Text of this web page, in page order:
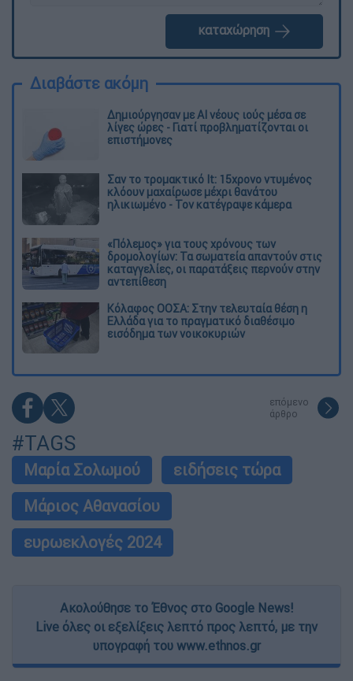
καταχώρηση
Διαβάστε ακόμη
Δημιούργησαν με AI νέους ιούς μέσα σε
λίγες ώρες - Γιατί προβληματίζονται οι
επιστήμονες
Σαν το τρομακτικό It: 15χρονο ντυμένος
κλόουν μαχαίρωσε μέχρι θανάτου
ηλικιωμένο - Τον κατέγραψε κάμερα
«Πόλεμος» για τους χρόνους των
δρομολογίων: Τα σωματεία απαντούν στις
καταγγελίες, οι παρατάξεις περνούν στην
αντεπίθεση
Κόλαφος ΟΟΣΑ: Στην τελευταία θέση η
Ελλάδα για το πραγματικό διαθέσιμο
εισόδημα των νοικοκυριών
επόμενο
άρθρο
#TAGS
Μαρία Σολωμού
ειδήσεις τώρα
Μάριος Αθανασίου
ευρωεκλογές 2024
Ακολούθησε το Έθνος στο Google News!
Live όλες οι εξελίξεις λεπτό προς λεπτό, με την
υπογραφή του www.ethnos.gr